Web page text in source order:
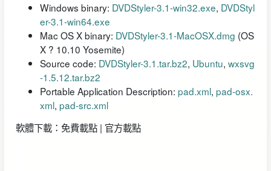
Windows binary: DVDStyler-3.1-win32.exe, DVDStyl
er-3.1-win64.exe
Mac OS X binary: DVDStyler-3.1-MacOSX.dmg (OS
X ? 10.10 Yosemite)
Source code: DVDStyler-3.1.tar.bz2, Ubuntu, wxsvg
-1.5.12.tar.bz2
Portable Application Description: pad.xml, pad-osx.
xml, pad-src.xml
軟體下載：免費載點 | 官方載點